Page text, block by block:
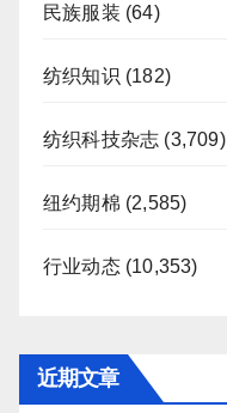
民族服装 (64)
纺织知识 (182)
纺织科技杂志 (3,709)
纽约期棉 (2,585)
行业动态(10,353)
近期文章